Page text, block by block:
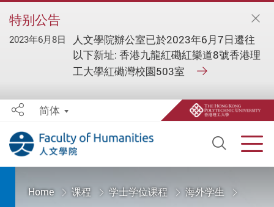
特别公告
2023年6月8日
人文學院辦公室已於2023年6月7日遷往
以下新址: 香港九龍紅磡紅樂道8號香港理
工大學紅磡灣校園503室
Open
Share简体
Home 课程 学士学位课程 海外学生